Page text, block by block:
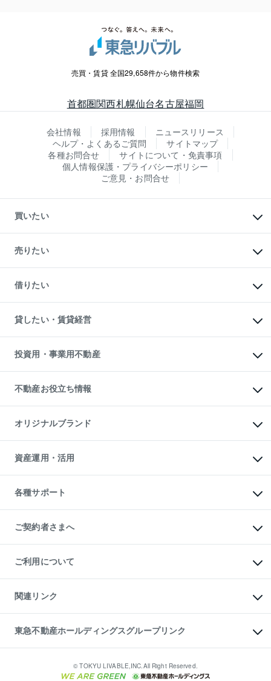
売買・賃貸 全国29,658件から物件検索
首都圏関西札幌仙台名古屋福岡
会社情報 採用情報
ニュースリリース
ヘルプ・よくあるご質問
サイトマップ
各種お問合せ
サイトについて・免責事項
個人情報保護・プライバシーポリシー
ご意見・お問合せ
買いたい
新築・分譲マンションの購入
中古マンションの購入
一戸建ての購入
中古一戸建ての購入
不動産購入の流れ
注目キーワード物件特集
購入ガイド
English 繁体中文簡体中文
売りたい
一戸建ての売却・査定
土地の売却・査定
スピードAI査定
不動産査定について
不動産売却の流れ
不動産買換えの流れ
売却ガイド
借りたい
オフィス・店舗の賃貸
借りるときの流れ
借りるガイド
貸したい・賃貸経営
マンション賃料データ
賃貸管理プラン
リロケーションについて
貸すガイド
投資用・事業用不動産
事業用不動産
マンション投資
投資用マンション
アパート経営
収益物件
ビル購入（ビル一棟）
投資用不動産の売却査定
事業用不動産の売却査定
不動産お役立ち情報
マンションライブラリー
人気マンションランキング
暮らしに役立つ不動産メディア
不動産相場・不動産価格情報
不動産コラム・ニュース
不動産用語集
不動産なんでもネット相談室
住まいの税金
オリジナルブランド
一棟リノベーションマンション
L`GENTE（ルジェンテ）
区分リノベーションマンション
投資用一棟レジデンスWELL
不動産小口投資
LEGACIA（レガシア）
資産運用・活用
不動産M&A
アセットマネジメント・出資
各種サポート
相続サポート
リフォームサポート
ご契約者さまへ
ご紹介・再契約特典
入居者様専用-各種ご案内（賃貸）
東急こすもす会「こすもすWeb」
ご利用について
金融商品取引について
東急リバブル ソーシャルメディアポリシー
ご意見・お問い合わせ（金融商品取引専用の相談・お問い合わせ窓口）
ダイレクトメール（郵送物）・Eメールなどの送付停止について
関連リンク
これからご結婚される方に東急百貨店のブライダルクラブ
人材サービスのご用命は 東急リバブルスタッフ株式会社まで
東北の逸品を贈ります 東北すぐれものセレクション
東急不動産ホールディングスグループリンク
東急コミュニティー© TOKYU LIVABLE,INC.All Right Reserved.